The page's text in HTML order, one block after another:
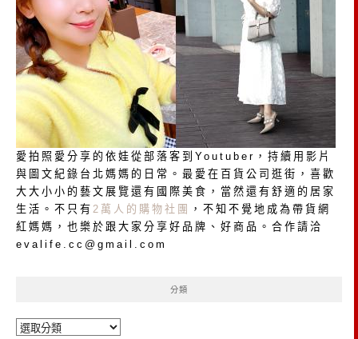
愛拍照愛分享的依娃從部落客到Youtuber，持續用影片
與圖文紀錄台北媽媽的日常。最愛在百貨公司逛街，喜歡
大大小小的藝文展覽還有國際美食，當然還有舒適的居家
生活。不只有 2萬人的購物社團
，不知不覺地成為帶貨網
紅媽媽，也樂於跟大家分享好品牌、好商品。合作請洽
evalife.cc@gmail.com
分類
分